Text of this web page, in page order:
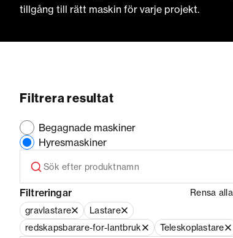
tillgång till rätt maskin för varje projekt.
Filtrera resultat
Begagnade maskiner
Hyresmaskiner
Filtreringar
Rensa alla
gravlastare
Lastare
redskapsbarare-for-lantbruk
Teleskoplastare